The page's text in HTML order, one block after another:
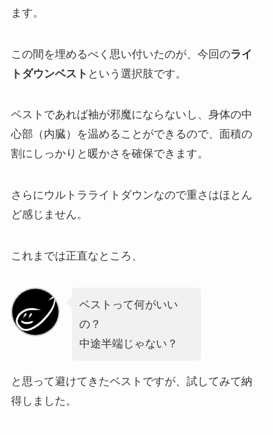
ます。
この間を埋めるべく思い付いたのが、今回のライ
トダウンベスト という選択肢です。
ベストであれば袖が邪魔にならないし、身体の中
心部（内臓）を温めることができるので、面積の
割にしっかりと暖かさを確保できます。
さらにウルトラライトダウンなので重さはほとん
ど感じません。
これまでは正直なところ、
ベストって何がいい
の？
中途半端じゃない？
と思って避けてきたベストですが、試してみて納
得しました。